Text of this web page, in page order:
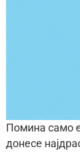
Помина само
донесе